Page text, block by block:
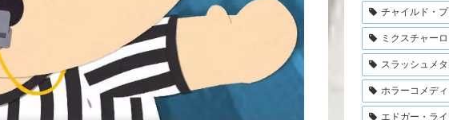
チャイルド・プ
ミクスチャー
スラッシュメ
ホラーコメディ
エドガー・ライ